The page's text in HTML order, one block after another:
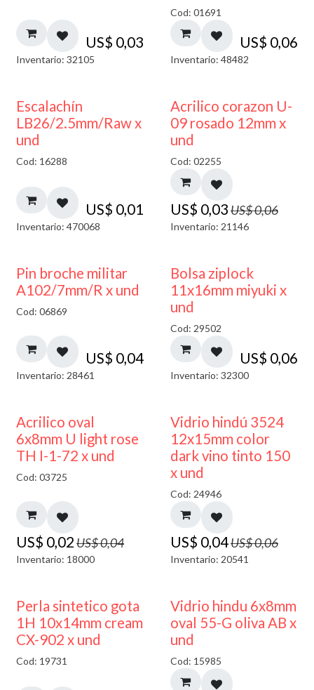
US$ 0,03
Inventario: 32105
Cod: 01691
US$ 0,06
Inventario: 48482
Escalachín
LB26/2.5mm/Raw x
und
Cod: 16288
US$ 0,01
Inventario: 470068
50% DESCUENTO
Acrilico corazon U-
09 rosado 12mm x
und
Cod: 02255
US$ 0,03US$0,06
Inventario: 21146
Pin broche militar
A102/7mm/R x und
Cod: 06869
US$ 0,04
Inventario: 28461
¡NUEVO!
Bolsa ziplock
11x16mm miyuki x
und
Cod: 29502
US$ 0,06
Inventario: 32300
50% DESCUENTO
Acrilico oval
6x8mm U light rose
TH I-1-72 x und
Cod: 03725
US$ 0,02US$0,04
Inventario: 18000
40% DESCUENTO
Vidrio hindú 3524
12x15mm color
dark vino tinto 150
x und
Cod: 24946
US$ 0,04US$0,06
Inventario: 20541
Perla sintetico gota
1H 10x14mm cream
CX-902 x und
Cod: 19731 50% DESCUENTO
Vidrio hindu 6x8mm
oval 55-G oliva AB x
und
Cod: 15985